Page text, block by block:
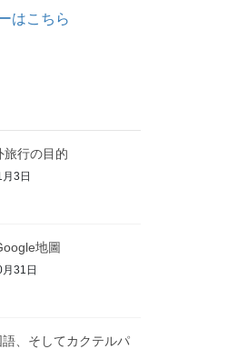
はこちら
旅行の目的
3日
地圖
31日
、そしてカクテルパ